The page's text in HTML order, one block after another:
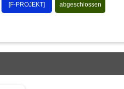
[F-PROJEKT] abgeschlossen